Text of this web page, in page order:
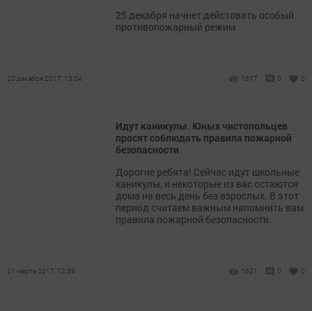
25 декабря начнет дейстовать особый
противопожарный режим
20 декабря 2017, 13:04 1617 0 0
Идут каникулы. Юных чистопольцев
просят соблюдать правила пожарной
безопасности
Дорогие ребята! Сейчас идут школьные
каникулы, и некоторые из вас остаются
дома на весь день без взрослых. В этот
период считаем важным напомнить вам
правила пожарной безопасности.
21 марта 2017, 12:59 1621 0 0